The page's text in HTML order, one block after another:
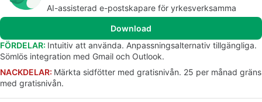
AI-assisterad e-postskapare för yrkesverksamma
Download
FÖRDELAR: Intuitiv att använda. Anpassningsalternativ tillgängliga.
Sömlös integration med Gmail och Outlook.
NACKDELAR: Märkta sidfötter med gratisnivån. 25 per månad gräns
med gratisnivån.